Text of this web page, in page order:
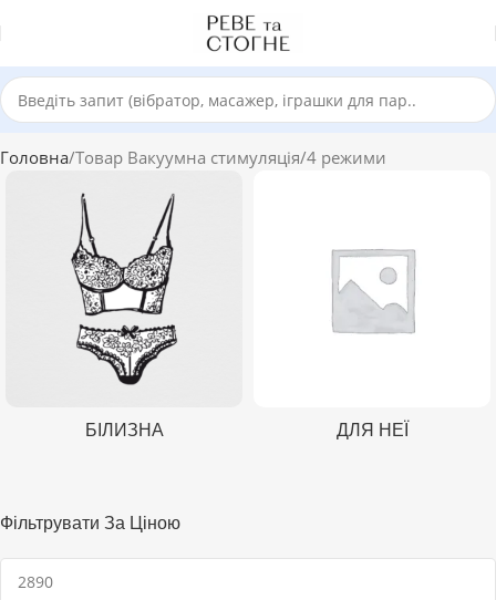
Головна Товар Вакуумна стимуляція 4 режими
БІЛИЗНА ДЛЯ НЕЇ
Фільтрувати За Ціною